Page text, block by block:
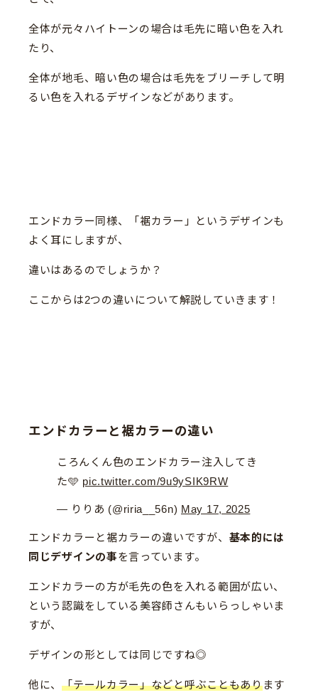
全体が元々ハイトーンの場合は毛先に暗い色を入れ
たり、
全体が地毛、暗い色の場合は毛先をブリーチして明
るい色を入れるデザインなどがあります。
エンドカラー同様、「裾カラー」というデザインも
よく耳にしますが、
違いはあるのでしょうか？
ここからは2つの違いについて解説していきます！
エンドカラーと裾カラーの違い
ころんくん色のエンドカラー注入してき
た🩵 pic.twitter.com/9u9ySIK9RW
— りりあ (@riria__56n) May 17, 2025
エンドカラーと裾カラーの違いですが、 基本的には
同じデザインの事を言っています。
エンドカラーの方が毛先の色を入れる範囲が広い、
という認識をしている美容師さんもいらっしゃいま
すが、
デザインの形としては同じですね◎
他に、「テールカラー」などと呼ぶこともあります